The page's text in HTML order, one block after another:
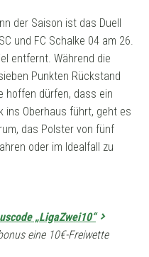
der Saison ist das Duell
und FC Schalke 04 am 26.
entfernt. Während die
Punkten Rückstand
hoffen dürfen, dass ein
ins Oberhaus führt, geht es
das Polster von fünf
oder im Idealfall zu
„LigaZwei10“
eine 10€-Freiwette